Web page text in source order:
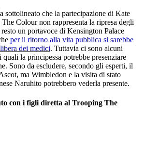
sottolineato che la partecipazione di Kate
Colour non rappresenta la ripresa degli
un portavoce di Kensington Palace
per il ritorno alla vita pubblica si sarebbe
dei medici. Tuttavia ci sono alcuni
la principessa potrebbe presenziare
Sono da escludere, secondo gli esperti, il
ma Wimbledon e la visita di stato
Naruhito potrebbero vederla presente.
con i figli diretta al Trooping The